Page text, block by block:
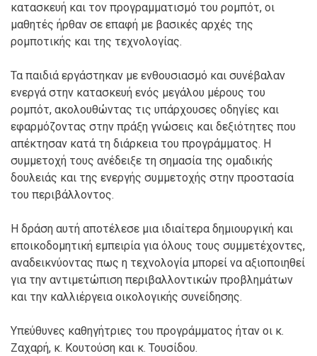
κατασκευή και τον προγραμματισμό του ρομπότ, οι
μαθητές ήρθαν σε επαφή με βασικές αρχές της
ρομποτικής και της τεχνολογίας.
Τα παιδιά εργάστηκαν με ενθουσιασμό και συνέβαλαν
ενεργά στην κατασκευή ενός μεγάλου μέρους του
ρομπότ, ακολουθώντας τις υπάρχουσες οδηγίες και
εφαρμόζοντας στην πράξη γνώσεις και δεξιότητες που
απέκτησαν κατά τη διάρκεια του προγράμματος. Η
συμμετοχή τους ανέδειξε τη σημασία της ομαδικής
δουλειάς και της ενεργής συμμετοχής στην προστασία
του περιβάλλοντος.
Η δράση αυτή αποτέλεσε μια ιδιαίτερα δημιουργική και
εποικοδομητική εμπειρία για όλους τους συμμετέχοντες,
αναδεικνύοντας πως η τεχνολογία μπορεί να αξιοποιηθεί
για την αντιμετώπιση περιβαλλοντικών προβλημάτων
και την καλλιέργεια οικολογικής συνείδησης.
Υπεύθυνες καθηγήτριες του προγράμματος ήταν οι κ.
Ζαχαρή, κ. Κουτούση και κ. Τουσίδου.